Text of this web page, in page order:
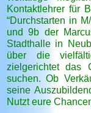
Kontaktlehrer für
“Durchstarten in
und 9b der
Stadthalle in
über die
zielgerichtet das
suchen. Ob
seine
Nutzt eure